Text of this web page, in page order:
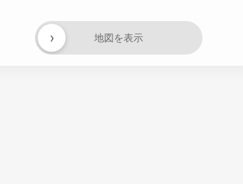
地図を表示
›